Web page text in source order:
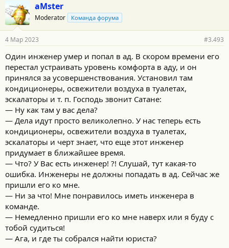
о
д
а
н
с
т
и
aMster
Moderator Команда форума
4 Мар 2023 #3.493
Один инженер умер и попал в ад. В скором времени его
перестал устраивать уровень комфорта в аду, и он
принялся за усовершенствования. Установил там
кондиционеры, освежители воздуха в туалетах,
эскалаторы и т. п. Господь звонит Сатане:
— Ну как там у вас дела?
— Дела идут просто великолепно. У нас теперь есть
кондиционеры, освежители воздуха в туалетах,
эскалаторы и черт знает, что еще этот инженер
придумает в ближайшее время.
— Что? У Вас есть инженер! ?! Слушай, тут какая-то
ошибка. Инженеры не должны попадать в ад. Сейчас же
пришли его ко мне.
— Ни за что! Мне понравилось иметь инженера в
команде.
— Немедленно пришли его ко мне наверх или я буду с
тобой судиться!
— Ага, и где ты собрался найти юриста?